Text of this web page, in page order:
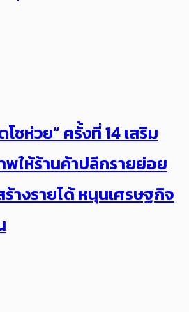
ชห่วย” ครั้งที่ 14 เสริม
ให้ร้านค้าปลีกรายย่อย
างรายได้ หนุนเศรษฐกิจ